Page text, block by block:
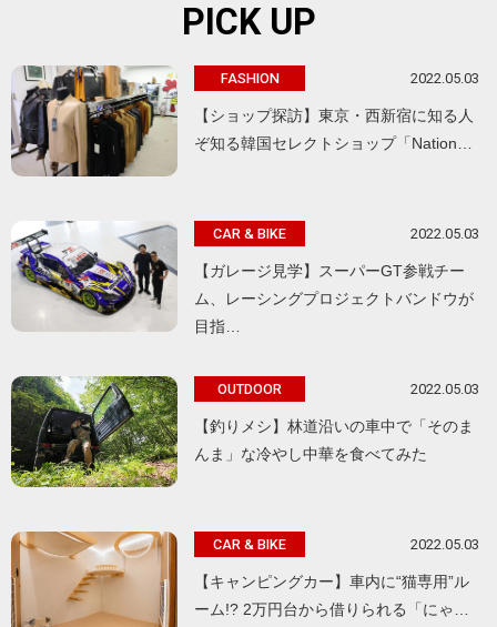
PICK UP
FASHION 2022.05.03
【ショップ探訪】東京・西新宿に知る人
ぞ知る韓国セレクトショップ「Nation…
CAR & BIKE 2022.05.03
【ガレージ見学】スーパーGT参戦チー
ム、レーシングプロジェクトバンドウが
目指…
OUTDOOR 2022.05.03
【釣りメシ】林道沿いの車中で「そのま
んま」な冷やし中華を食べてみた
CAR & BIKE 2022.05.03
【キャンピングカー】車内に“猫専用”ル
ーム!? 2万円台から借りられる「にゃ…